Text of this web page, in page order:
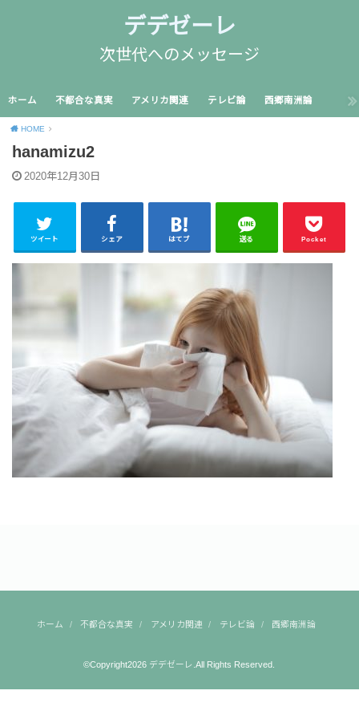
デデゼーレ
次世代へのメッセージ
ホーム 不都合な真実 アメリカ関連 テレビ論 西郷南洲論
HOME
hanamizu2
2020年12月30日
ツイート シェア はてブ 送る Pocket
ホーム 不都合な真実 アメリカ関連 テレビ論 西郷南洲論
©Copyright2026 デデゼーレ .All Rights Reserved.